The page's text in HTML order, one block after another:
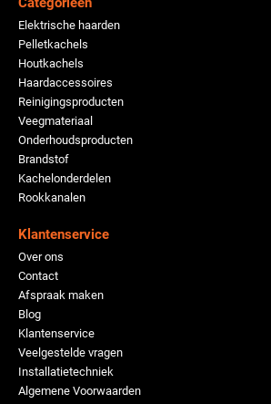
Elektrische haarden
Pelletkachels
Houtkachels
Haardaccessoires
Reinigingsproducten
Veegmateriaal
Onderhoudsproducten
Brandstof
Kachelonderdelen
Rookkanalen
Klantenservice
Over ons
Contact
Afspraak maken
Blog
Klantenservice
Veelgestelde vragen
Installatietechniek
Algemene Voorwaarden